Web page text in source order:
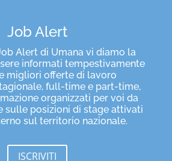
Job Alert
Alert di Umana vi diamo la
informati tempestivamente
migliori offerte di lavoro
full-time e part-time,
organizzati per voi da
sulle posizioni di stage attivati
sul territorio nazionale.
ISCRIVITI